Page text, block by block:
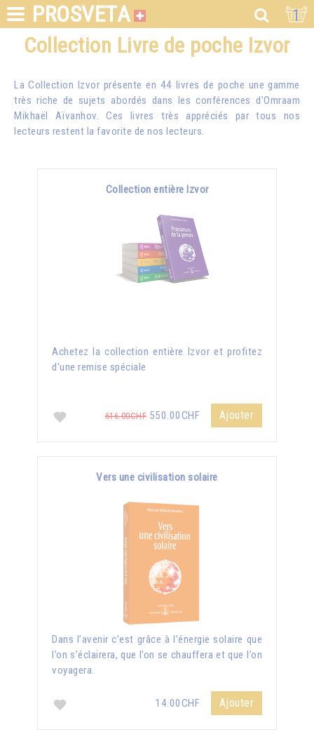
PROSVETA 1
Collection Livre de poche Izvor
La Collection Izvor présente en 44 livres de poche une gamme
très riche de sujets abordés dans les conférences d'Omraam
Mikhaël Aïvanhov. Ces livres très appréciés par tous nos
lecteurs restent la favorite de nos lecteurs.
Collection entière Izvor
Achetez la collection entière Izvor et profitez
d'une remise spéciale
616.00CHF 550.00CHF Ajouter
Vers une civilisation solaire
Dans l’avenir c’est grâce à l’énergie solaire que
l’on s’éclairera, que l’on se chauffera et que l’on
voyagera.
14.00CHF Ajouter